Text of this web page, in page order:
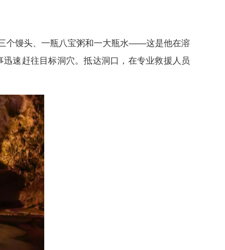
个馒头、一瓶八宝粥和一大瓶水——这是他在溶
速赶往目标洞穴。抵达洞口，在专业救援人员